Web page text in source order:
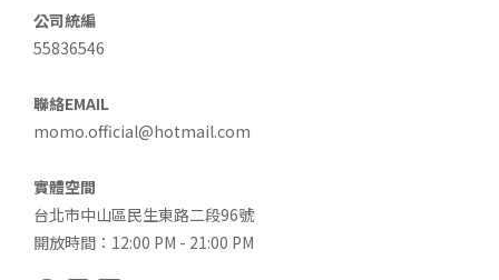
公司統編
55836546
聯絡EMAIL
momo.official@hotmail.com
實體空間
台北市中山區民生東路二段96號
開放時間：12:00 PM - 21:00 PM